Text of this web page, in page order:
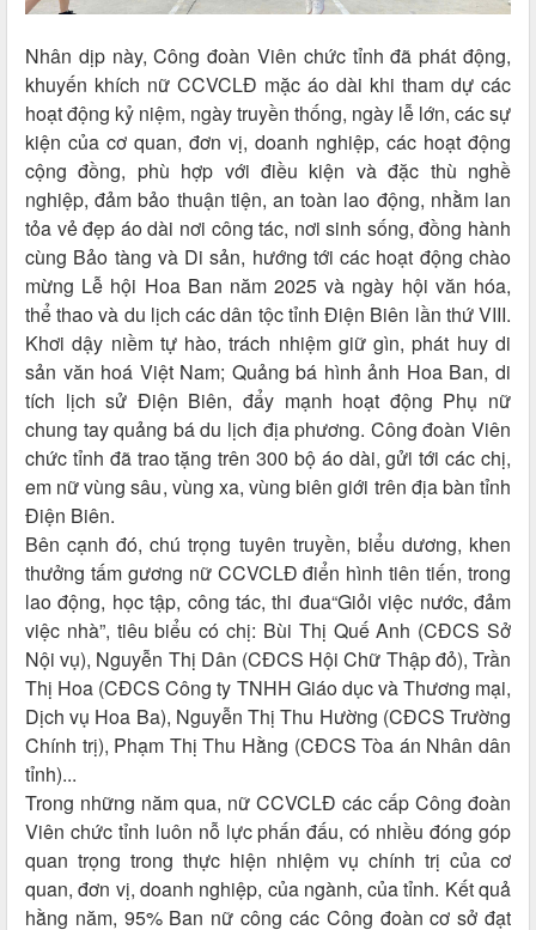
Nhân dịp này, Công đoàn Viên chức tỉnh đã phát động,
khuyến khích nữ CCVCLĐ mặc áo dài khi tham dự các
hoạt động kỷ niệm, ngày truyền thống, ngày lễ lớn, các sự
kiện của cơ quan, đơn vị, doanh nghiệp, các hoạt động
cộng đồng, phù hợp với điều kiện và đặc thù nghề
nghiệp, đảm bảo thuận tiện, an toàn lao động, nhằm lan
tỏa vẻ đẹp áo dài nơi công tác, nơi sinh sống, đồng hành
cùng Bảo tàng và Di sản, hướng tới các hoạt động chào
mừng Lễ hội Hoa Ban năm 2025 và ngày hội văn hóa,
thể thao và du lịch các dân tộc tỉnh Điện Biên lần thứ VIII.
Khơi dậy niềm tự hào, trách nhiệm giữ gìn, phát huy di
sản văn hoá Việt Nam; Quảng bá hình ảnh Hoa Ban, di
tích lịch sử Điện Biên, đẩy mạnh hoạt động Phụ nữ
chung tay quảng bá du lịch địa phương. Công đoàn Viên
chức tỉnh đã trao tặng trên 300 bộ áo dài, gửi tới các chị,
em nữ vùng sâu, vùng xa, vùng biên giới trên địa bàn tỉnh
Điện Biên.
Bên cạnh đó, chú trọng tuyên truyền, biểu dương, khen
thưởng tấm gương nữ CCVCLĐ điển hình tiên tiến, trong
lao động, học tập, công tác, thi đua“Giỏi việc nước, đảm
việc nhà”, tiêu biểu có chị: Bùi Thị Quế Anh (CĐCS Sở
Nội vụ), Nguyễn Thị Dân (CĐCS Hội Chữ Thập đỏ), Trần
Thị Hoa (CĐCS Công ty TNHH Giáo dục và Thương mại,
Dịch vụ Hoa Ba), Nguyễn Thị Thu Hường (CĐCS Trường
Chính trị), Phạm Thị Thu Hằng (CĐCS Tòa án Nhân dân
tỉnh)...
Trong những năm qua, nữ CCVCLĐ các cấp Công đoàn
Viên chức tỉnh luôn nỗ lực phấn đấu, có nhiều đóng góp
quan trọng trong thực hiện nhiệm vụ chính trị của cơ
quan, đơn vị, doanh nghiệp, của ngành, của tỉnh. Kết quả
hằng năm, 95% Ban nữ công các Công đoàn cơ sở đạt